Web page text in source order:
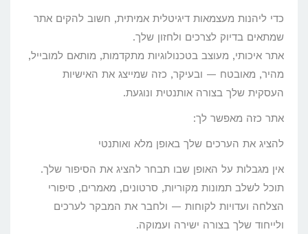
כדי ליהנות מעצמאות דיגיטלית אמיתית, חשוב להקים אתר
שמתאים בדיוק לצרכים ולחזון שלך.
אתר איכותי, מעוצב בטכנולוגיות מתקדמות, מותאם למובייל,
מהיר, מאובטח — ובעיקר, כזה שמייצג את האישיות
העסקית שלך בצורה אותנטית ונוגעת.
אתר כזה מאפשר לך:
להציג את הערכים שלך באופן מלא ואותנטי
אין מגבלות על האופן שבו תבחר להציג את הסיפור שלך.
תוכל לשלב תמונות מקוריות, סרטונים, מאמרים, סיפורי
הצלחה ועדויות לקוחות — ולחבר את המבקר לערכים
ולייחוד שלך בצורה ישירה ועמוקה.